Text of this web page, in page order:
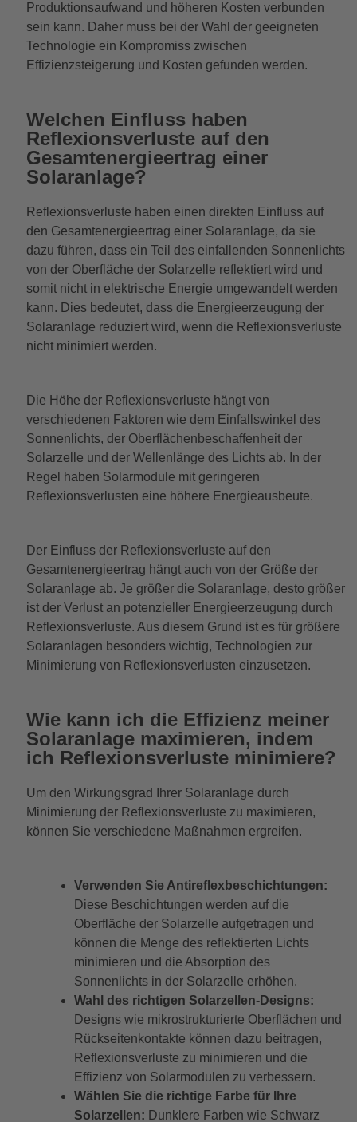
Produktionsaufwand und höheren Kosten verbunden
sein kann. Daher muss bei der Wahl der geeigneten
Technologie ein Kompromiss zwischen
Effizienzsteigerung und Kosten gefunden werden.
Welchen Einfluss haben
Reflexionsverluste auf den
Gesamtenergieertrag einer
Solaranlage?
Reflexionsverluste haben einen direkten Einfluss auf
den Gesamtenergieertrag einer Solaranlage, da sie
dazu führen, dass ein Teil des einfallenden Sonnenlichts
von der Oberfläche der Solarzelle reflektiert wird und
somit nicht in elektrische Energie umgewandelt werden
kann. Dies bedeutet, dass die Energieerzeugung der
Solaranlage reduziert wird, wenn die Reflexionsverluste
nicht minimiert werden.
Die Höhe der Reflexionsverluste hängt von
verschiedenen Faktoren wie dem Einfallswinkel des
Sonnenlichts, der Oberflächenbeschaffenheit der
Solarzelle und der Wellenlänge des Lichts ab. In der
Regel haben Solarmodule mit geringeren
Reflexionsverlusten eine höhere Energieausbeute.
Der Einfluss der Reflexionsverluste auf den
Gesamtenergieertrag hängt auch von der Größe der
Solaranlage ab. Je größer die Solaranlage, desto größer
ist der Verlust an potenzieller Energieerzeugung durch
Reflexionsverluste. Aus diesem Grund ist es für größere
Solaranlagen besonders wichtig, Technologien zur
Minimierung von Reflexionsverlusten einzusetzen.
Wie kann ich die Effizienz meiner
Solaranlage maximieren, indem
ich Reflexionsverluste minimiere?
Um den Wirkungsgrad Ihrer Solaranlage durch
Minimierung der Reflexionsverluste zu maximieren,
können Sie verschiedene Maßnahmen ergreifen.
Verwenden Sie Antireflexbeschichtungen:
Diese Beschichtungen werden auf die
Oberfläche der Solarzelle aufgetragen und
können die Menge des reflektierten Lichts
minimieren und die Absorption des
Sonnenlichts in der Solarzelle erhöhen.
Wahl des richtigen Solarzellen-Designs:
Designs wie mikrostrukturierte Oberflächen und
Rückseitenkontakte können dazu beitragen,
Reflexionsverluste zu minimieren und die
Effizienz von Solarmodulen zu verbessern.
Wählen Sie die richtige Farbe für Ihre
Solarzellen: Dunklere Farben wie Schwarz